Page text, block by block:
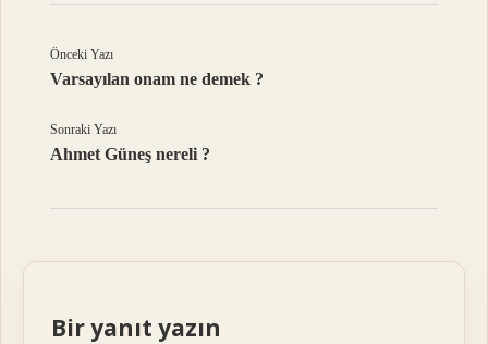
Önceki Yazı
Varsayılan onam ne demek ?
Sonraki Yazı
Ahmet Güneş nereli ?
Bir yanıt yazın